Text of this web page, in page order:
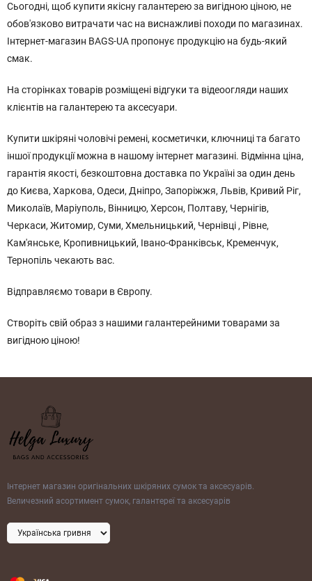
Сьогодні, щоб купити якісну галантерею за вигідною ціною, не
обов'язково витрачати час на виснажливі походи по магазинах.
Інтернет-магазин BAGS-UA пропонує продукцію на будь-який
смак.
На сторінках товарів розміщені відгуки та відеоогляди наших
клієнтів на галантерею та аксесуари.
Купити шкіряні чоловічі ремені, косметички, ключниці та багато
іншої продукції можна в нашому інтернет магазині. Відмінна ціна,
гарантія якості, безкоштовна доставка по Україні за один день
до Києва, Харкова, Одеси, Дніпро, Запоріжжя, Львів, Кривий Ріг,
Миколаїв, Маріуполь, Вінницю, Херсон, Полтаву, Чернігів,
Черкаси, Житомир, Суми, Хмельницький, Чернівці , Рівне,
Кам'янське, Кропивницький, Івано-Франківськ, Кременчук,
Тернопіль чекають вас.
Відправляємо товари в Європу.
Створіть свій образ з нашими галантерейними товарами за
вигідною ціною!
Інтернет магазин оригінальних шкіряних сумок та аксесуарів.
Величезний асортимент сумок, галантереї та аксесуарів